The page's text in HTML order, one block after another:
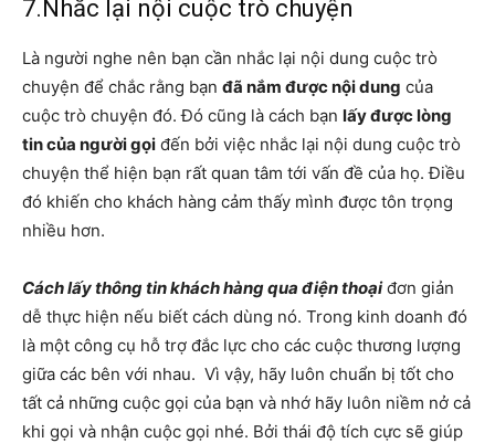
7.Nhắc lại nội cuộc trò chuyện
Là người nghe nên bạn cần nhắc lại nội dung cuộc trò
chuyện để chắc rằng bạn đã nắm được nội dung của
cuộc trò chuyện đó. Đó cũng là cách bạn lấy được lòng
tin của người gọi đến bởi việc nhắc lại nội dung cuộc trò
chuyện thể hiện bạn rất quan tâm tới vấn đề của họ. Điều
đó khiến cho khách hàng cảm thấy mình được tôn trọng
nhiều hơn.
Cách lấy thông tin khách hàng qua điện thoạiđơn giản
dễ thực hiện nếu biết cách dùng nó. Trong kinh doanh đó
là một công cụ hỗ trợ đắc lực cho các cuộc thương lượng
giữa các bên với nhau. Vì vậy, hãy luôn chuẩn bị tốt cho
tất cả những cuộc gọi của bạn và nhớ hãy luôn niềm nở cả
khi gọi và nhận cuộc gọi nhé. Bởi thái độ tích cực sẽ giúp